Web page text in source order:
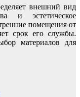
внешний вид
и эстетическое
помещения от
срок его службы.
материалов для